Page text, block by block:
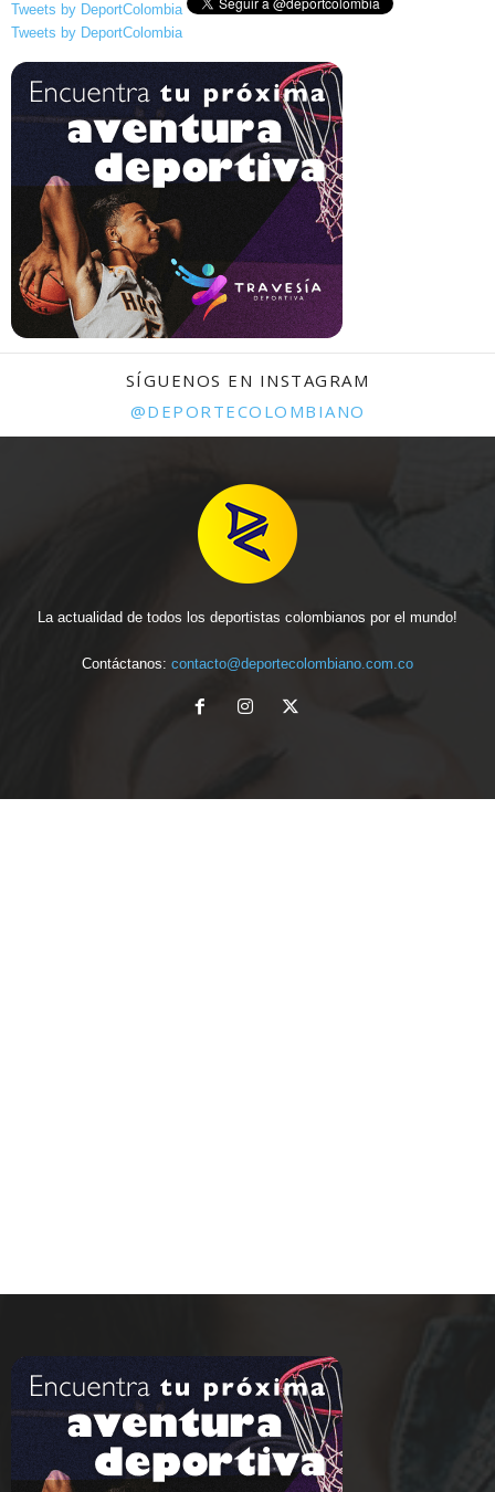
Tweets by DeportColombia
Tweets by DeportColombia
SÍGUENOS EN INSTAGRAM
@DEPORTECOLOMBIANO
La actualidad de todos los deportistas colombianos por el mundo!
Contáctanos: contacto@deportecolombiano.com.co